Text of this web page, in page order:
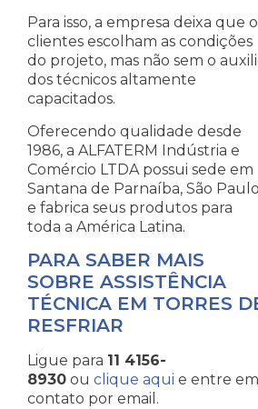
Para isso, a empresa deixa que
clientes escolham as condições
do projeto, mas não sem o
dos técnicos altamente
capacitados.
Oferecendo qualidade desde
1986, a ALFATERM Indústria e
Comércio LTDA possui sede em
Santana de Parnaíba, São Paulo
e fabrica seus produtos para
toda a América Latina.
PARA SABER MAIS
SOBRE ASSISTÊNCIA
TÉCNICA EM TORRES
RESFRIAR
Ligue para 11 4156-
8930 ou clique aqui e entre em
contato por email.